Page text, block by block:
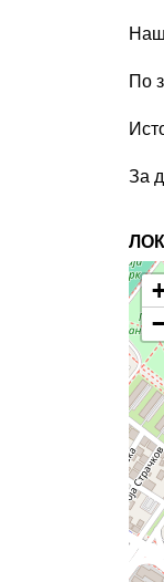
По
За